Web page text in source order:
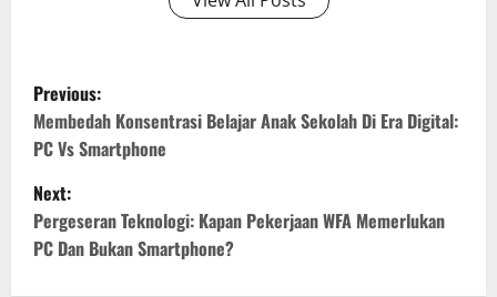
P
o
s
t
n
Previous:
Membedah Konsentrasi Belajar Anak Sekolah Di Era Digital:
PC Vs Smartphone
Next:
Pergeseran Teknologi: Kapan Pekerjaan WFA Memerlukan
PC Dan Bukan Smartphone?